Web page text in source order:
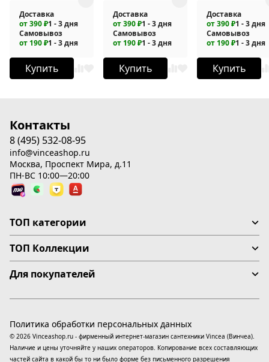
Доставка
от 390 ₽1 - 3 дня
Самовывоз
от 190 ₽1 - 3 дня
Купить
Доставка
от 390 ₽1 - 3 дня
Самовывоз
от 190 ₽1 - 3 дня
Купить
Доставка
от 390 ₽1 - 3 дня
Самовывоз
от 190 ₽1 - 3 дня
Купить
Контакты
8 (495) 532-08-95
info@vinceashop.ru
Москва, Проспект Мира, д.11
ПН-ВС 10:00—20:00
ТОП категории
ТОП Коллекции
Для покупателей
© 2026 Vinceashop.ru - фирменный интернет-магазин сантехники Vincea (Винчеа).
Наличие и цены уточняйте у наших операторов. Копирование всех составляющих
частей сайта в какой бы то ни было форме без письменного разрешения
Политика обработки персональных данных